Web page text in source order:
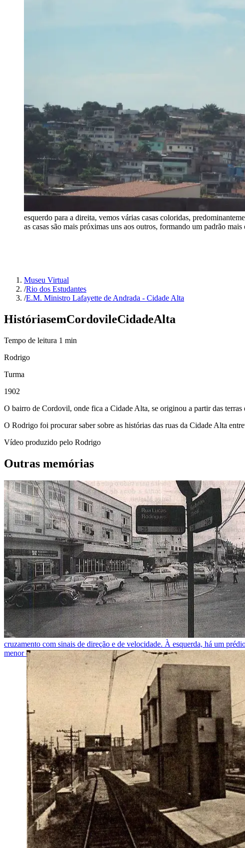
esquerdo para a direita, vemos várias casas coloridas,
as casas são mais próximas uns aos outros, formando um padrão
Museu Virtual
/Rio dos Estudantes
/E.M. Ministro Lafayette de Andrada - Cidade Alta
HistóriasemCordovileCidadeAlta
Tempo de leitura 1 min
Rodrigo
Turma
1902
O bairro de Cordovil, onde fica a Cidade Alta, se originou a partir das
O Rodrigo foi procurar saber sobre as histórias das ruas da Cidade Alta
Vídeo produzido pelo Rodrigo
Outras memórias
cruzamento com sinais de direção e de velocidade. À esquerda, há um
menor e mais baixo. No centro da imagem, dois homens estão interagindo